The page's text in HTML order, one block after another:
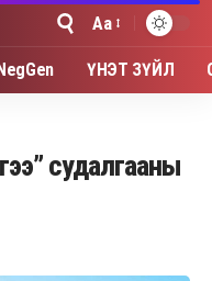
Font
Resizer
Aa
ҮНЭТ ЗҮЙЛ
судалгааны